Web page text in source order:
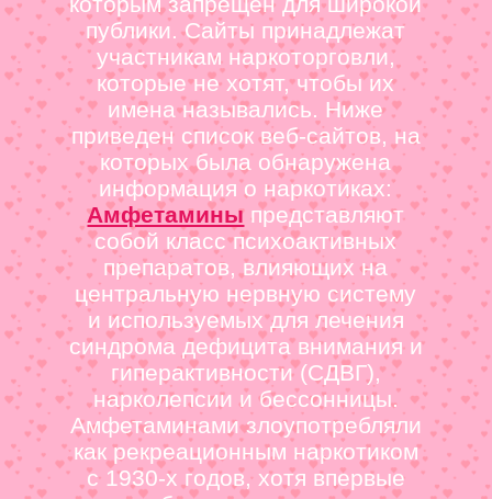
публики. Сайты принадлежат
участникам наркоторговли,
которые не хотят, чтобы их
имена назывались. Ниже
приведен список веб-сайтов, на
которых была обнаружена
информация о наркотиках:
Амфетамины представляют
собой класс психоактивных
препаратов, влияющих на
центральную нервную систему
и используемых для лечения
синдрома дефицита внимания и
гиперактивности (СДВГ),
нарколепсии и бессонницы.
Амфетаминами злоупотребляли
как рекреационным наркотиком
с 1930-х годов, хотя впервые